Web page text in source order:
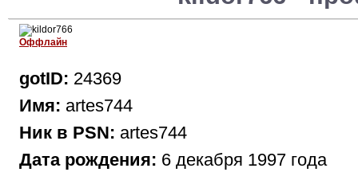
Оффлайн
gotID: 24369
Имя: artes744
Ник в PSN: artes744
Дата рождения: 6 декабря 1997 года